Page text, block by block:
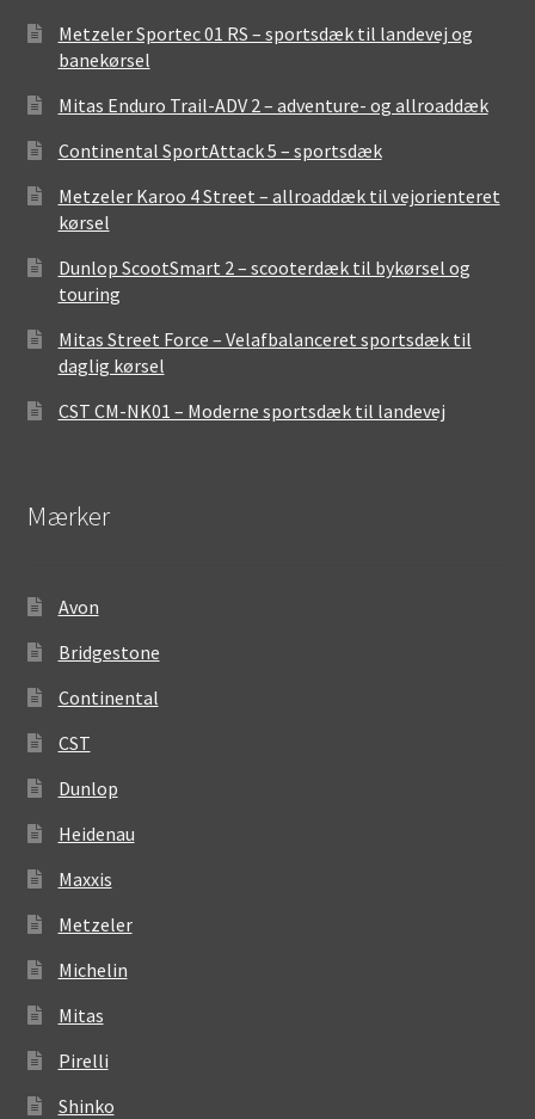
Metzeler Sportec 01 RS – sportsdæk til landevej og
banekørsel
Mitas Enduro Trail-ADV 2 – adventure- og allroaddæk
Continental SportAttack 5 – sportsdæk
Metzeler Karoo 4 Street – allroaddæk til vejorienteret
kørsel
Dunlop ScootSmart 2 – scooterdæk til bykørsel og
touring
Mitas Street Force – Velafbalanceret sportsdæk til
daglig kørsel
CST CM-NK01 – Moderne sportsdæk til landevej
Mærker
Avon
Bridgestone
Continental
CST
Dunlop
Heidenau
Maxxis
Metzeler
Michelin
Mitas
Pirelli
Shinko